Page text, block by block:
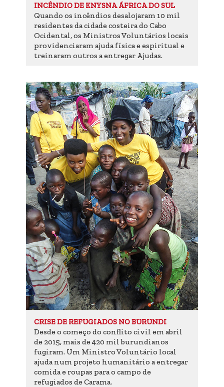
INCÊNDIO DE KNYSNA ÁFRICA DO SUL
Quando os incêndios desalojaram 10 mil
residentes da cidade costeira do Cabo
Ocidental, os Ministros Voluntários locais
providenciaram ajuda física e espiritual e
treinaram outros a entregar Ajudas.
CRISE DE REFUGIADOS NO BURUNDI
Desde o começo do conflito civil em abril
de 2015, mais de 420 mil burundianos
fugiram. Um Ministro Voluntário local
ajuda num projeto humanitário a entregar
comida e roupas para o campo de
refugiados de Carama.